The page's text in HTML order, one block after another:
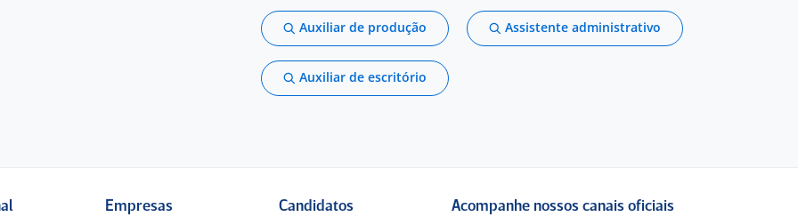
Auxiliar de produção Assistente administrativo
Auxiliar de escritório
Empresas Candidatos Acompanhe nossos canais oficiais